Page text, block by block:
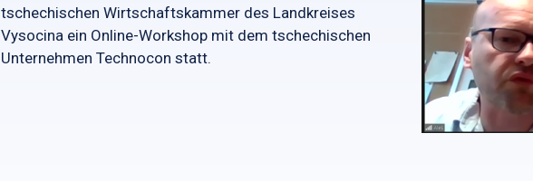
tschechischen Wirtschaftskammer des Landkreises
Vysocina ein Online-Workshop mit dem tschechischen
Unternehmen Technocon statt.